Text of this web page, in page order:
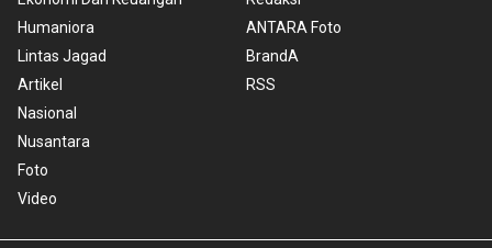
Humaniora
Lintas Jagad
Artikel
Nasional
Nusantara
Foto
Video
ANTARA Foto
BrandA
RSS